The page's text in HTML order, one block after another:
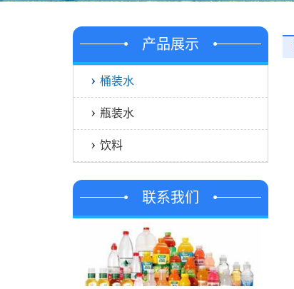
产品展示
桶装水
瓶装水
饮料
联系我们